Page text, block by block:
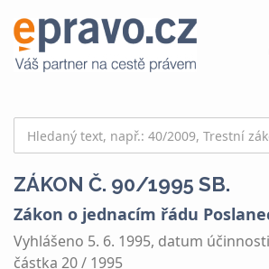
ZÁKON Č. 90/1995 SB.
Zákon o jednacím řádu
Vyhlášeno 5. 6. 1995, datum
částka 20 / 1995